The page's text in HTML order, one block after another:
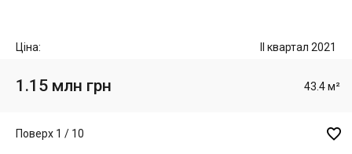
Ціна: II квартал 2021
1.15 млн грн 43.4 м²
Поверх 1 / 10 